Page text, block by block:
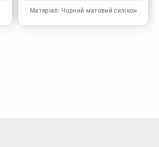
Матеріал: Чорний матовий силікон